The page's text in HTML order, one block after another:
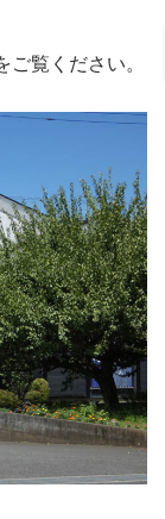
覧ください。